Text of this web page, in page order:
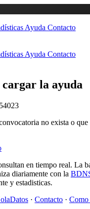
Ayuda Contacto
Ayuda Contacto
cargar la ayuda
no exista o
en tiempo real. La
diariamente con la
y estadisticas.
· Contacto · Como